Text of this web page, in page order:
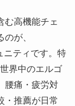
む高機能チェ
が、
ニティです。特
界中のエルゴ
腰痛・疲労対
・推薦が日常